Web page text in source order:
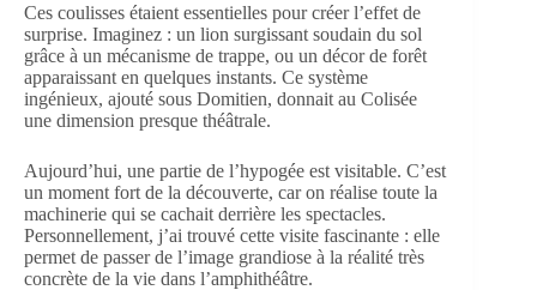
Ces coulisses étaient essentielles pour créer l’effet de
surprise. Imaginez : un lion surgissant soudain du sol
grâce à un mécanisme de trappe, ou un décor de forêt
apparaissant en quelques instants. Ce système
ingénieux, ajouté sous Domitien, donnait au Colisée
une dimension presque théâtrale.
Aujourd’hui, une partie de l’hypogée est visitable. C’est
un moment fort de la découverte, car on réalise toute la
machinerie qui se cachait derrière les spectacles.
Personnellement, j’ai trouvé cette visite fascinante : elle
permet de passer de l’image grandiose à la réalité très
concrète de la vie dans l’amphithéâtre.